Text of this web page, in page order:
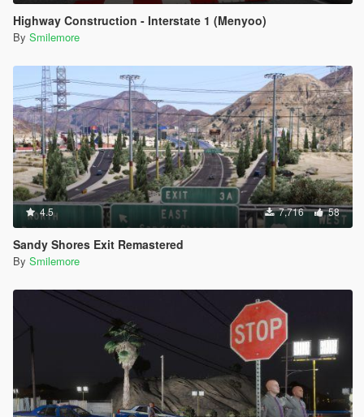
Highway Construction - Interstate 1 (Menyoo)
By Smilemore
4.5 7,716 58
Sandy Shores Exit Remastered
By Smilemore